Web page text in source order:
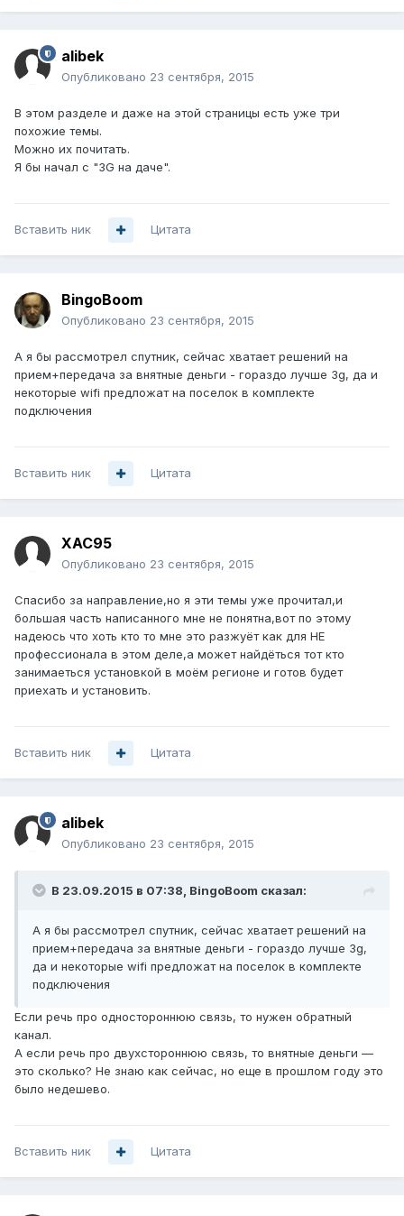
alibek
Опубликовано 23 сентября, 2015
В этом разделе и даже на этой страницы есть уже три
похожие темы.
Можно их почитать.
Я бы начал с "3G на даче".
Вставить ник Цитата
BingoBoom
Опубликовано 23 сентября, 2015
А я бы рассмотрел спутник, сейчас хватает решений на
прием+передача за внятные деньги - гораздо лучше 3g, да и
некоторые wifi предложат на поселок в комплекте
подключения
Вставить ник Цитата
XAC95
Опубликовано 23 сентября, 2015
Спасибо за направление,но я эти темы уже прочитал,и
большая часть написанного мне не понятна,вот по этому
надеюсь что хоть кто то мне это разжуёт как для НЕ
профессионала в этом деле,а может найдёться тот кто
занимаеться установкой в моём регионе и готов будет
приехать и установить.
Вставить ник Цитата
alibek
Опубликовано 23 сентября, 2015
В 23.09.2015 в 07:38, BingoBoom сказал:
А я бы рассмотрел спутник, сейчас хватает решений на
прием+передача за внятные деньги - гораздо лучше 3g,
да и некоторые wifi предложат на поселок в комплекте
подключения
Если речь про одностороннюю связь, то нужен обратный
канал.
А если речь про двухстороннюю связь, то внятные деньги —
это сколько? Не знаю как сейчас, но еще в прошлом году это
было недешево.
Вставить ник Цитата